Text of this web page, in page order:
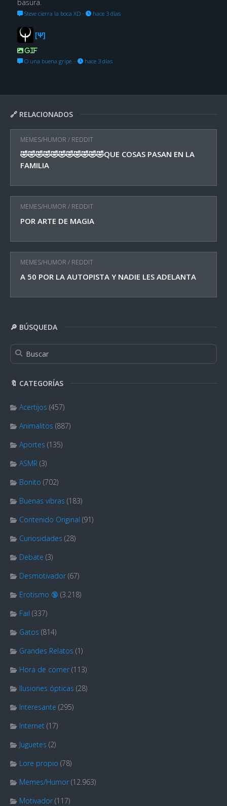
🔗 RELACIONADOS
MEMES/HUMOR / REDDIT
🤣🤣🤣🤣🤣🤣🤣🤣🤣🤣🤣QUE COSAS PASAN EN LA
FAMILIA
MEMES/HUMOR / REDDIT
POR ARTE DE MAGIA
MEMES/HUMOR / REDDIT
A 50 POR LA AUTOPISTA Y NADIE LES ADELANTA
🔎 BÚSQUEDA
🔖 CATEGORÍAS
Acertijos (457)
Animalitos (887)
Aportes (135)
ASMR (3)
Bonito (702)
Buenas vibras (183)
Contenido Original (91)
Curiosidades (28)
Debate (3)
Desmotivador (67)
Erotismo 🔞 (3.218)
Fail (337)
Gatos (814)
Grandes Relatos (1)
Hora de comer (113)
Ilusiones ópticas (28)
Interesante (295)
Internet (17)
Juguetes (2)
Lore propio (78)
Memes/Humor (12.963)
Motivador (117)
basura.
Steve cierra la boca XD · hace 3 días
[Ψ]
GIF
O una buena gripe. · hace 3 días